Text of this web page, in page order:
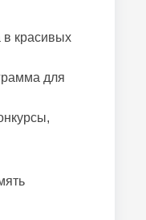
в красивых
для